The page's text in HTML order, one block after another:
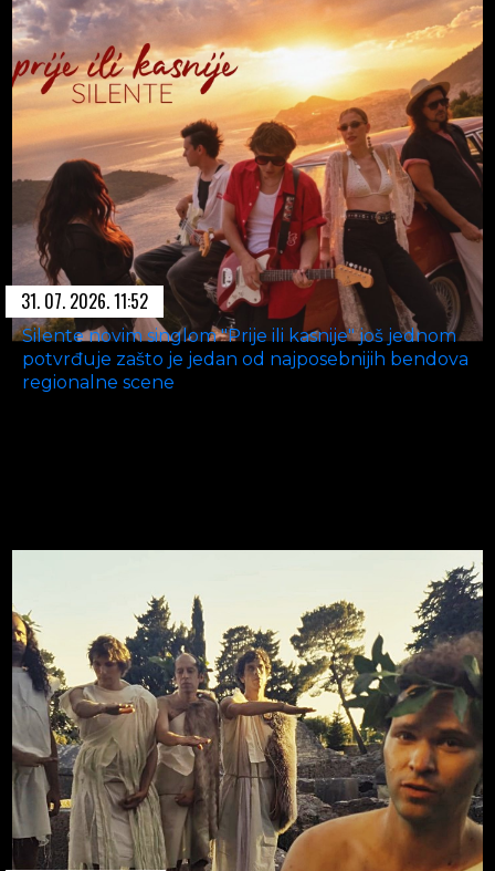
31. 07. 2026. 11:52
Silente novim singlom "Prije ili kasnije" još jednom
potvrđuje zašto je jedan od najposebnijih bendova
regionalne scene